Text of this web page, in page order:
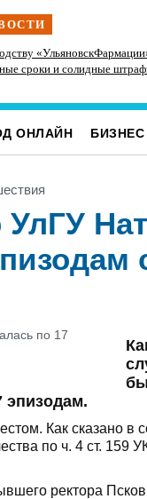
сроки и солидные
ОНЛАЙН
эпизодам.
Как сказано в
по ч. 4 ст.
ректора